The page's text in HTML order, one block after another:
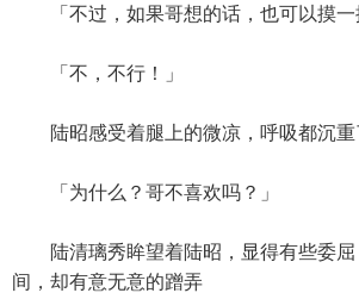
「不过，如果哥想的话，也可以摸一
「不，不行！」
陆昭感受着腿上的微凉，呼吸都沉重
「为什么？哥不喜欢吗？」
陆清璃秀眸望着陆昭，显得有些委屈
间，却有意无意的蹭弄